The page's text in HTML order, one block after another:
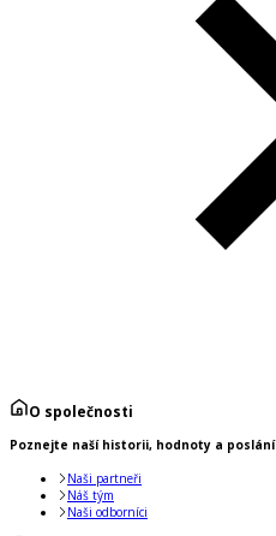
O společnosti
Poznejte naší historii, hodnoty a poslání
Naši partneři
Náš tým
Naši odborníci